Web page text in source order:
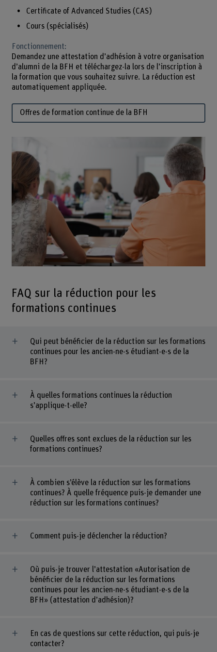
Certificate of Advanced Studies (CAS)
Cours (spécialisés)
Fonctionnement:
Demandez une attestation d’adhésion à votre organisation
d’alumni de la BFH et téléchargez-la lors de l’inscription à
la formation que vous souhaitez suivre. La réduction est
automatiquement appliquée.
Offres de formation continue de la BFH
FAQ sur la réduction pour les
formations continues
Qui peut bénéficier de la réduction sur les formations
continues pour les ancien-ne-s étudiant-e-s de la
BFH?
À quelles formations continues la réduction
s’applique-t-elle?
Quelles offres sont exclues de la réduction sur les
formations continues?
À combien s’élève la réduction sur les formations
continues? À quelle fréquence puis-je demander une
réduction sur les formations continues?
Comment puis-je déclencher la réduction?
Où puis-je trouver l’attestation «Autorisation de
bénéficier de la réduction sur les formations
continues pour les ancien-ne-s étudiant-e-s de la
BFH» (attestation d’adhésion)?
En cas de questions sur cette réduction, qui puis-je
contacter?